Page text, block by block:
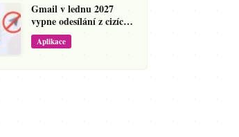
Gmail v lednu 2027
vypne odesílání z cizích
adres
Aplikace